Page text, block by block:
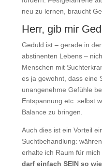
neu zu lernen, braucht
Herr, gib mir
Geduld ist – gerade in
abstinenten Lebens –
Menschen mit
es ja gewohnt, dass eine
unangenehme Gefühle
Entspannung etc. selbst
Balance zu bringen.
Auch dies ist ein Vorteil
Suchtbehandlung:
erhalte ich Raum für
darf einfach SEIN so